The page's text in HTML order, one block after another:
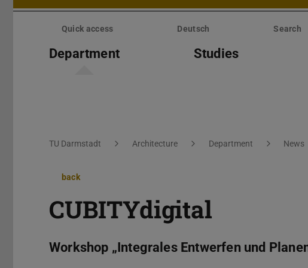
Skip
Quick access Deutsch Search
Department Studies
You are here:
TU Darmstadt Architecture Department News
back
CUBITYdigital
Workshop „Integrales Entwerfen und